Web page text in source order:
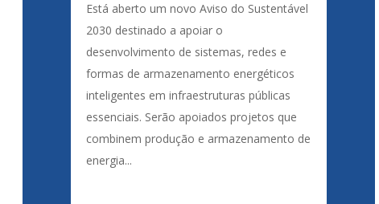
Está aberto um novo Aviso do Sustentável
2030 destinado a apoiar o
desenvolvimento de sistemas, redes e
formas de armazenamento energéticos
inteligentes em infraestruturas públicas
essenciais. Serão apoiados projetos que
combinem produção e armazenamento de
energia...